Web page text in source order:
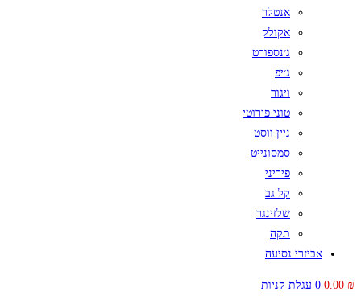
אנטלר
אקולק
ג׳נספורט
ג׳יפ
ויגור
טוני פירוטי
ניין ווסט
סמסונייט
פיריני
קל גב
שלזינגר
תקה
אביזרי נסיעה
0.00 ₪
0 עגלת קניות